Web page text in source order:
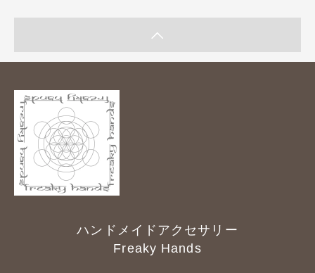
ハンドメイドアクセサリー
Freaky Hands